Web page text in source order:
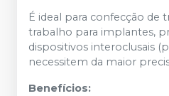
É ideal para confecção de
trabalho para implantes,
dispositivos interoclusais
necessitem da maior
Benefícios: